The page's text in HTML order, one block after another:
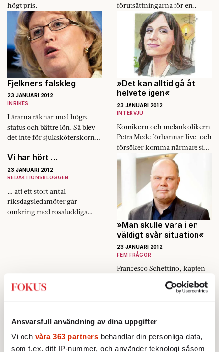
Ansvarsfull användning av dina uppgifter
Vi och våra 363 partners behandlar din personliga data,
som t.ex. ditt IP-nummer, och använder teknologi såsom
högt pris.
förutsättningarna för en
lösning finns mitt framför
ögonen, skriver Hans Blix.
Fjelkners falskleg
23 JANUARI 2012
INRIKES
Lärarna räknar med högre
status och bättre lön. Så blev
det inte för sjuksköterskorna
»Det kan alltid gå åt
helvete igen«
23 JANUARI 2012
INTERVJU
Komikern och melankolikern
Petra Mede förbannar livet och
försöker komma närmare sig
själv.
Vi har hört …
23 JANUARI 2012
REDAKTIONSBLOGGEN
… att ett stort antal
riksdagsledamöter går
omkring med rosaluddiga
»Man skulle vara i en
väldigt svår situation«
23 JANUARI 2012
FEM FRÅGOR
Francesco Schettino, kapten
på det kryssningsfartyg som
gick på grund nära italienska
västkusten i fredags, smet
italienska medier. Trots
kustbevakningen gick